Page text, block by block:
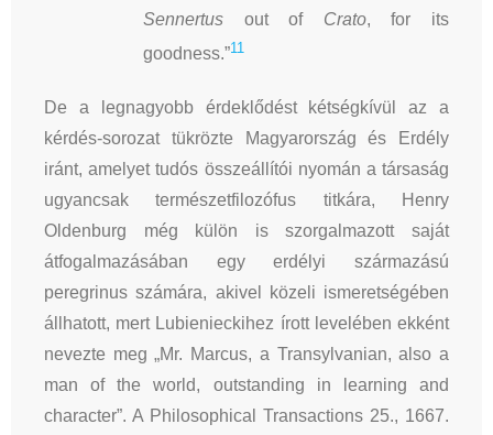
Sennertus out of Crato, for its
goodness.”11
De a legnagyobb érdeklődést kétségkívül az a
kérdés-sorozat tükrözte Magyarország és Erdély
iránt, amelyet tudós összeállítói nyomán a társaság
ugyancsak természetfilozófus titkára, Henry
Oldenburg még külön is szorgalmazott saját
átfogalmazásában egy erdélyi származású
peregrinus számára, akivel közeli ismeretségében
állhatott, mert Lubienieckihez írott levelében ekként
nevezte meg „Mr. Marcus, a Transylvanian, also a
man of the world, outstanding in learning and
character”. A Philosophical Transactions 25., 1667.